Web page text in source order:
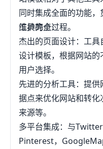
同时集成全面的功能
维护的全过程。
工具亮点：
杰出的页面设计：工
设计模板，根据网站
用户选择。
先进的分析工具：提
据点来优化网站和转
来源等。
多平台集成：与
Pinterest，